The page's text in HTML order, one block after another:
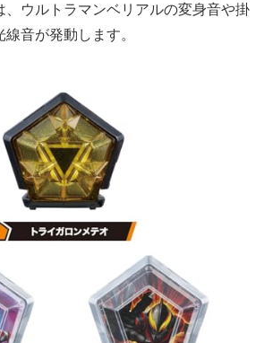
、ウルトラマンベリアルの変身音や掛
音が発動します。